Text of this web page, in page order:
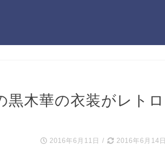
黒木華の衣装がレトロ
2016年6月11日 / 2016年6月14日